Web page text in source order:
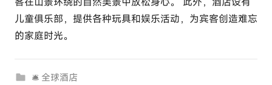
儿童俱乐部，提供各种玩具和娱乐活动，为宾客创造难忘
的家庭时光。
🛎 全球酒店